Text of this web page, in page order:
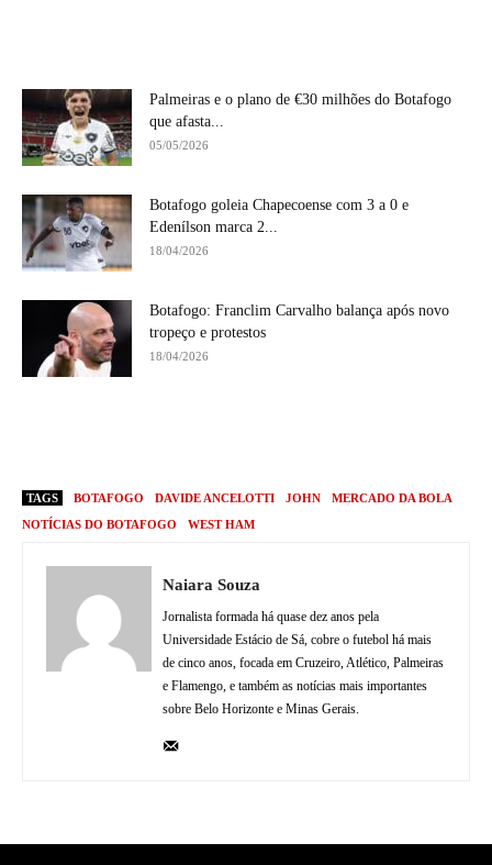
Palmeiras e o plano de €30 milhões do Botafogo
que afasta...
05/05/2026
Botafogo goleia Chapecoense com 3 a 0 e
Edenílson marca 2...
18/04/2026
Botafogo: Franclim Carvalho balança após novo
tropeço e protestos
18/04/2026
TAGS BOTAFOGO DAVIDE ANCELOTTI JOHN
MERCADO DA BOLA
NOTÍCIAS DO BOTAFOGO
WEST HAM
Naiara Souza
Jornalista formada há quase dez anos pela
Universidade Estácio de Sá, cobre o futebol há mais
de cinco anos, focada em Cruzeiro, Atlético, Palmeiras
e Flamengo, e também as notícias mais importantes
sobre Belo Horizonte e Minas Gerais.